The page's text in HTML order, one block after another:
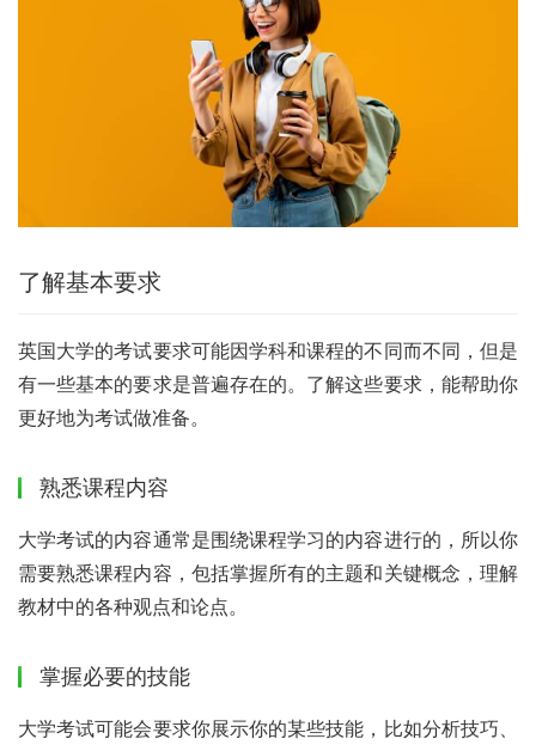
了解基本要求
英国大学的考试要求可能因学科和课程的不同而不同，但是
有一些基本的要求是普遍存在的。了解这些要求，能帮助你
更好地为考试做准备。
熟悉课程内容
大学考试的内容通常是围绕课程学习的内容进行的，所以你
需要熟悉课程内容，包括掌握所有的主题和关键概念，理解
教材中的各种观点和论点。
掌握必要的技能
大学考试可能会要求你展示你的某些技能，比如分析技巧、